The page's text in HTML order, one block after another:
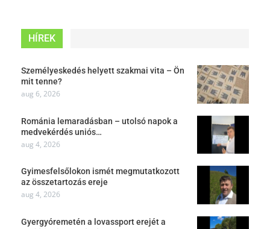
HÍREK
Személyeskedés helyett szakmai vita – Ön
mit tenne?
aug 6, 2026
Románia lemaradásban – utolsó napok a
medvekérdés uniós…
aug 4, 2026
Gyimesfelsőlokon ismét megmutatkozott
az összetartozás ereje
aug 4, 2026
Gyergyóremetén a lovassport erejét a